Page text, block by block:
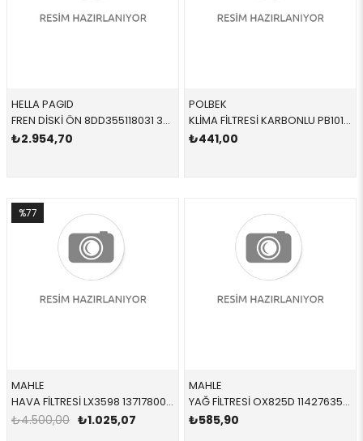
HELLA PAGID
FREN DİSKİ ÖN 8DD355118031 34116792215 34116792215 F20,F21,F22,F23 1.4,1.6,1.8 ÖN 2011-
₺2.954,70
POLBEK
KLİMA FİLTRESİ KARBONLU PB1012 64319313519 64319313519 E81,E82,E84,E87,E88,E90,E91,E92,E93 2005-2013
₺441,00
MAHLE
HAVA FİLTRESİ LX3598 13717800151 13717800151 F01,F02,F07,F10,F11 N57,N47S1 2010-2016
₺1.025,07
₺4.500,00
%77
MAHLE
YAĞ FİLTRESİ OX825D 11427635557 11427635557 F20 F21 F30 F31 N13 2012-2018
₺585,90